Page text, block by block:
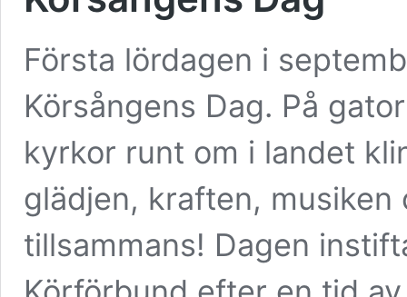
Första lördagen i
Körsångens Dag. På
kyrkor runt om i landet
glädjen, kraften,
tillsammans! Dagen